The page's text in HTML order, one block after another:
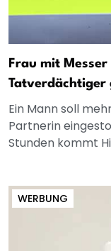
Frau mit
Tatverdächtiger
Ein Mann soll
Partnerin
Stunden kommt
WERBUNG